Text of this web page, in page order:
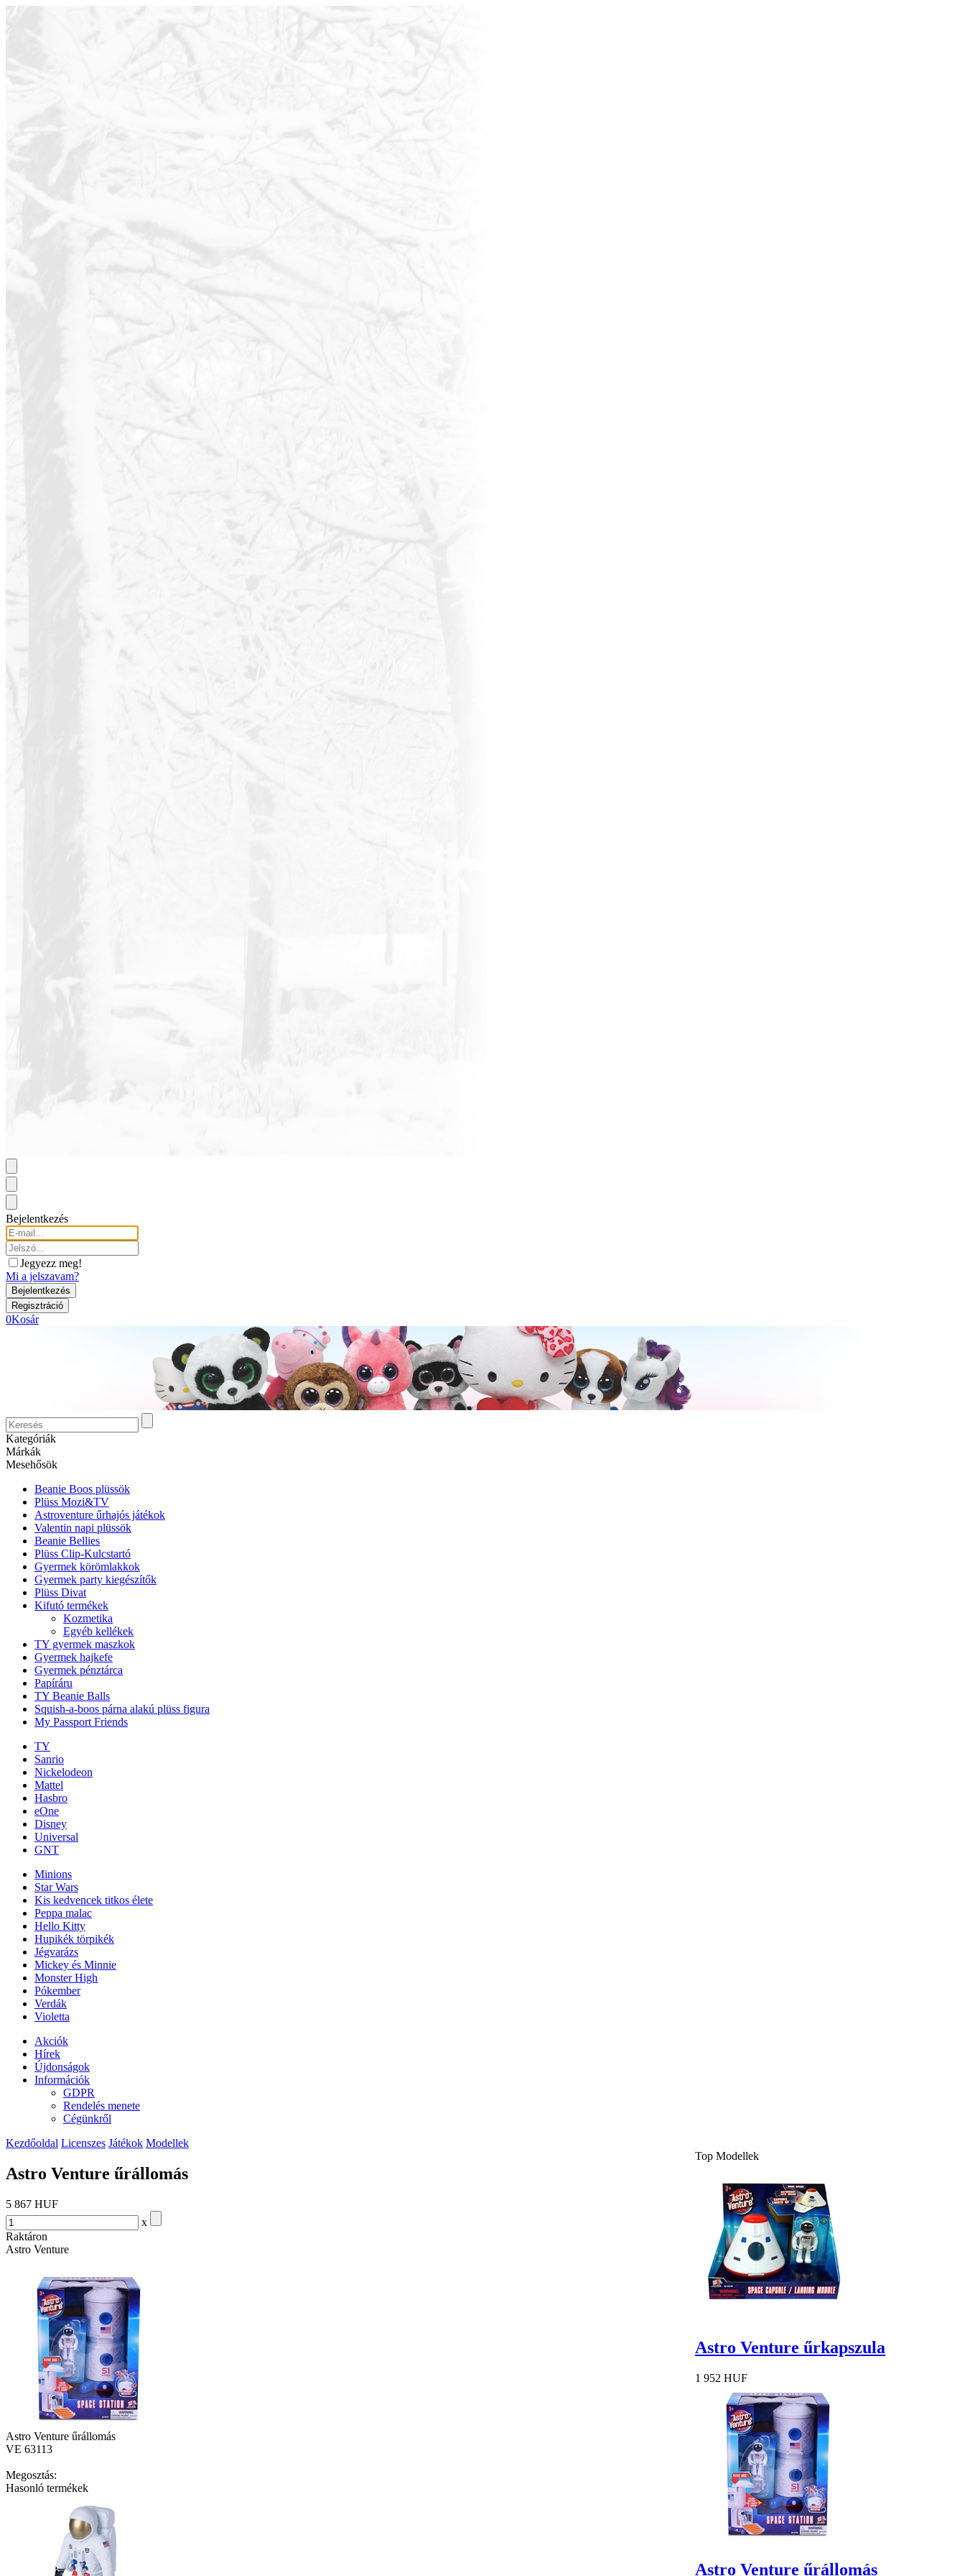
Bejelentkezés
Jegyezz meg!
Mi a jelszavam?
0Kosár
Kategóriák
Márkák
Mesehősök
Beanie Boos plüssök
Plüss Mozi&TV
Astroventure űrhajós játékok
Valentin napi plüssök
Beanie Bellies
Plüss Clip-Kulcstartó
Gyermek körömlakkok
Gyermek party kiegészítők
Plüss Divat
Kifutó termékek
Kozmetika
Egyéb kellékek
TY gyermek maszkok
Gyermek hajkefe
Gyermek pénztárca
Papíráru
TY Beanie Balls
Squish-a-boos párna alakú plüss figura
My Passport Friends
TY
Sanrio
Nickelodeon
Mattel
Hasbro
eOne
Disney
Universal
GNT
Minions
Star Wars
Kis kedvencek titkos élete
Peppa malac
Hello Kitty
Hupikék törpikék
Jégvarázs
Mickey és Minnie
Monster High
Pókember
Verdák
Violetta
Akciók
Hírek
Újdonságok
Információk
GDPR
Rendelés menete
Cégünkről
Kezdőoldal Licenszes Játékok Modellek
Astro Venture űrállomás
5 867 HUF
x
Raktáron
Astro Venture
Astro Venture űrállomás
VE 63113
Megosztás:
Hasonló termékek
Top Modellek
Astro Venture űrkapszula
1 952 HUF
Astro Venture űrállomás